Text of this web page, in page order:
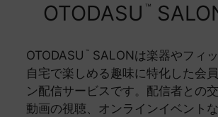
OTODASU ™
OTODASU ™ SALONは楽器やフィッ
自宅で楽しめる趣味に特化した会
ン配信サービスです。配信者との
動画の視聴、オンラインイベント